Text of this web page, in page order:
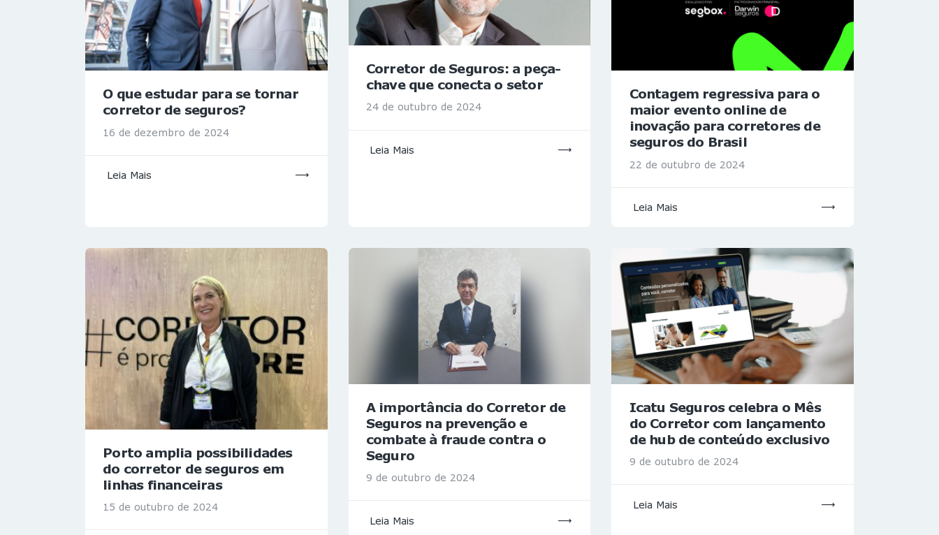
O que estudar para se tornar
corretor de seguros?
16 de dezembro de 2024
Leia Mais
Corretor de Seguros: a peça-
chave que conecta o setor
24 de outubro de 2024
Leia Mais
Contagem regressiva para o
maior evento online de
inovação para corretores de
seguros do Brasil
22 de outubro de 2024
Leia Mais
Porto amplia possibilidades
do corretor de seguros em
linhas financeiras
15 de outubro de 2024
A importância do Corretor de
Seguros na prevenção e
combate à fraude contra o
Seguro
9 de outubro de 2024
Leia Mais
Icatu Seguros celebra o Mês
do Corretor com lançamento
de hub de conteúdo exclusivo
9 de outubro de 2024
Leia Mais